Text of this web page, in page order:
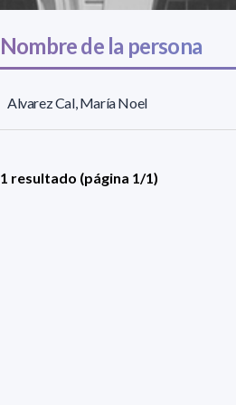
Nombre de la persona
Alvarez Cal, María Noel
1 resultado (página 1/1)